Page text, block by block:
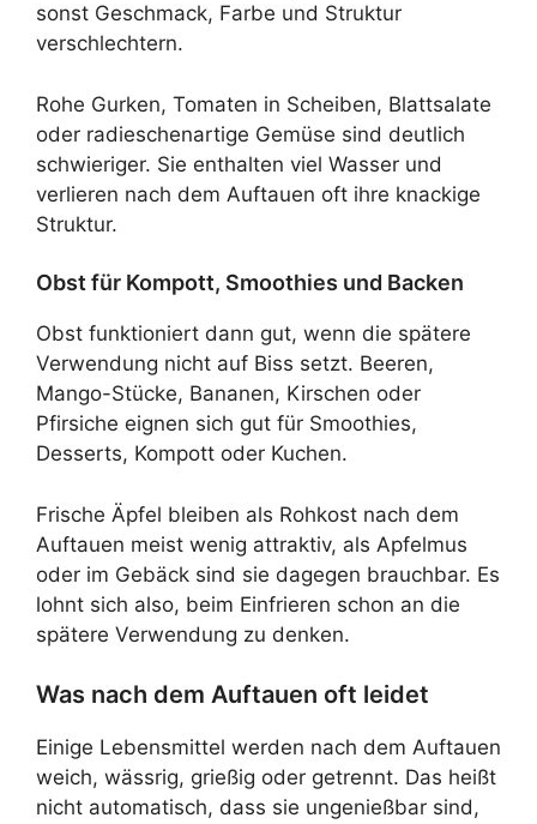
sonst Geschmack, Farbe und Struktur
verschlechtern.
Rohe Gurken, Tomaten in Scheiben, Blattsalate
oder radieschenartige Gemüse sind deutlich
schwieriger. Sie enthalten viel Wasser und
verlieren nach dem Auftauen oft ihre knackige
Struktur.
Obst für Kompott, Smoothies und Backen
Obst funktioniert dann gut, wenn die spätere
Verwendung nicht auf Biss setzt. Beeren,
Mango-Stücke, Bananen, Kirschen oder
Pfirsiche eignen sich gut für Smoothies,
Desserts, Kompott oder Kuchen.
Frische Äpfel bleiben als Rohkost nach dem
Auftauen meist wenig attraktiv, als Apfelmus
oder im Gebäck sind sie dagegen brauchbar. Es
lohnt sich also, beim Einfrieren schon an die
spätere Verwendung zu denken.
Was nach dem Auftauen oft leidet
Einige Lebensmittel werden nach dem Auftauen
weich, wässrig, grießig oder getrennt. Das heißt
nicht automatisch, dass sie ungenießbar sind,